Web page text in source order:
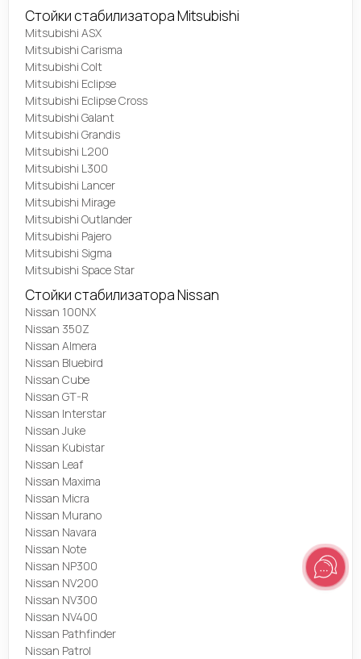
Стойки стабилизатора Mitsubishi
Mitsubishi ASX
Mitsubishi Carisma
Mitsubishi Colt
Mitsubishi Eclipse
Mitsubishi Eclipse Cross
Mitsubishi Galant
Mitsubishi Grandis
Mitsubishi L200
Mitsubishi L300
Mitsubishi Lancer
Mitsubishi Mirage
Mitsubishi Outlander
Mitsubishi Pajero
Mitsubishi Sigma
Mitsubishi Space Star
Стойки стабилизатора Nissan
Nissan 100NX
Nissan 350Z
Nissan Almera
Nissan Bluebird
Nissan Cube
Nissan GT-R
Nissan Interstar
Nissan Juke
Nissan Kubistar
Nissan Leaf
Nissan Maxima
Nissan Micra
Nissan Murano
Nissan Navara
Nissan Note
Nissan NP300
Nissan NV200
Nissan NV300
Nissan NV400
Nissan Pathfinder
Nissan Patrol